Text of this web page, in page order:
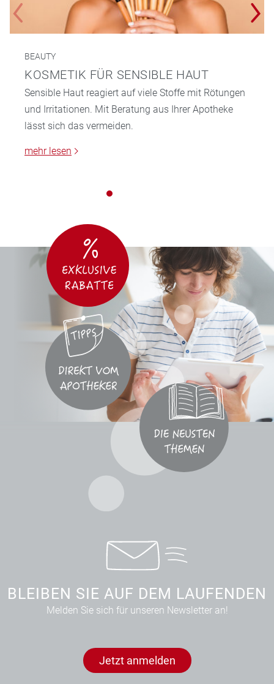
BEAUTY
KOSMETIK FÜR SENSIBLE HAUT
Sensible Haut reagiert auf viele Stoffe mit Rötungen
und Irritationen. Mit Beratung aus Ihrer Apotheke
lässt sich das vermeiden.
mehr lesen
BLEIBEN SIE AUF DEM LAUFENDEN
Melden Sie sich für unseren Newsletter an!
Jetzt anmelden